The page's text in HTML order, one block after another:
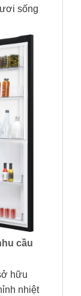
sống
cầu
hữu
nhiệt